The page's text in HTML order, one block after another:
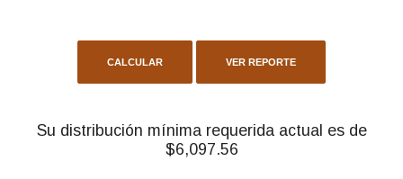
Su distribución mínima requerida actual es de
$6,097.56